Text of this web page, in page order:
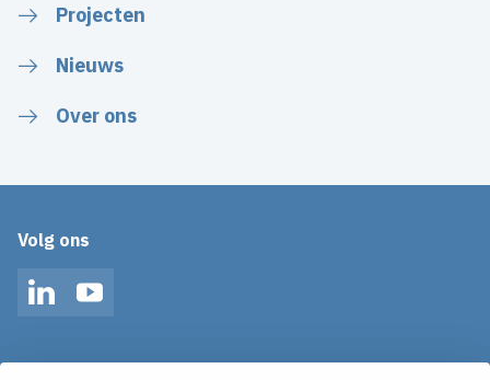
Projecten
Nieuws
Over ons
Volg ons
LinkedInYouTube